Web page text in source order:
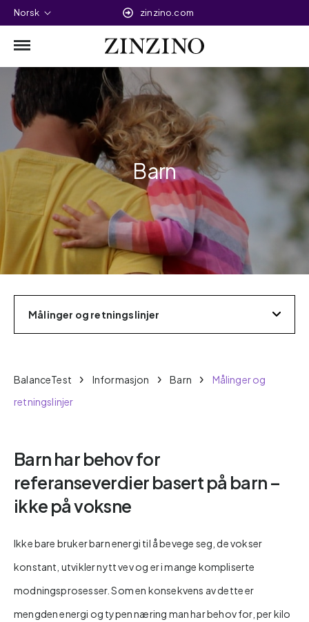
Norsk zinzino.com
Barn
Målinger og retningslinjer
BalanceTest Informasjon Barn
Målinger og
retningslinjer
Barn har behov for
referanseverdier basert på barn –
ikke på voksne
Ikke bare bruker barn energi til å bevege seg, de vokser
konstant, utvikler nytt vev og er i mange kompliserte
modningsprosesser. Som en konsekvens av dette er
mengden energi og typen næring man har behov for, per kilo